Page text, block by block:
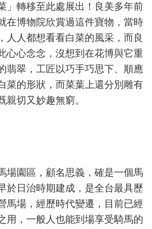
」轉移至此處展出！良美多年前
在博物院欣賞過這件寶物，當時
人人都想看看白菜的風采，而良
心心念念，沒想到在花博與它重
翡翠，工匠以巧手巧思下、順應
菜的形狀，而菜葉上還分別雕有
親切又妙趣無窮。
場園區，顧名思義，確是一個馬
於日治時期建成，是全台最具歷
馬場，經歷時代變遷，目前已經
用，一般人也能到場享受騎馬的